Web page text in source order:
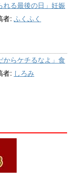
れる最後の日」妊娠
者: ふくふく
からケチるなよ」食
者: しろみ